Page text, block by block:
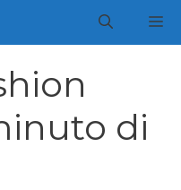
di